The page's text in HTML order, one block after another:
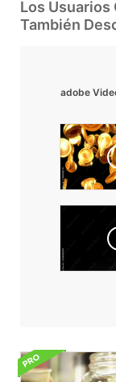
Los Usuarios
También
adobe